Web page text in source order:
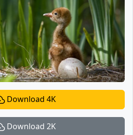
Download 4K
Download 2K